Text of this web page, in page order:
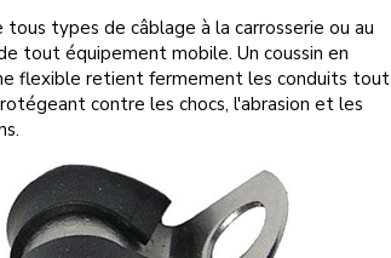
tous types de câblage à la carrosserie ou au
tout équipement mobile. Un coussin en
flexible retient fermement les conduits tout
contre les chocs, l'abrasion et les